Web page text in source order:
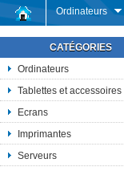
Ordinateurs
CATÉGORIES
Ordinateurs
Tablettes et accessoires
Ecrans
Imprimantes
Serveurs